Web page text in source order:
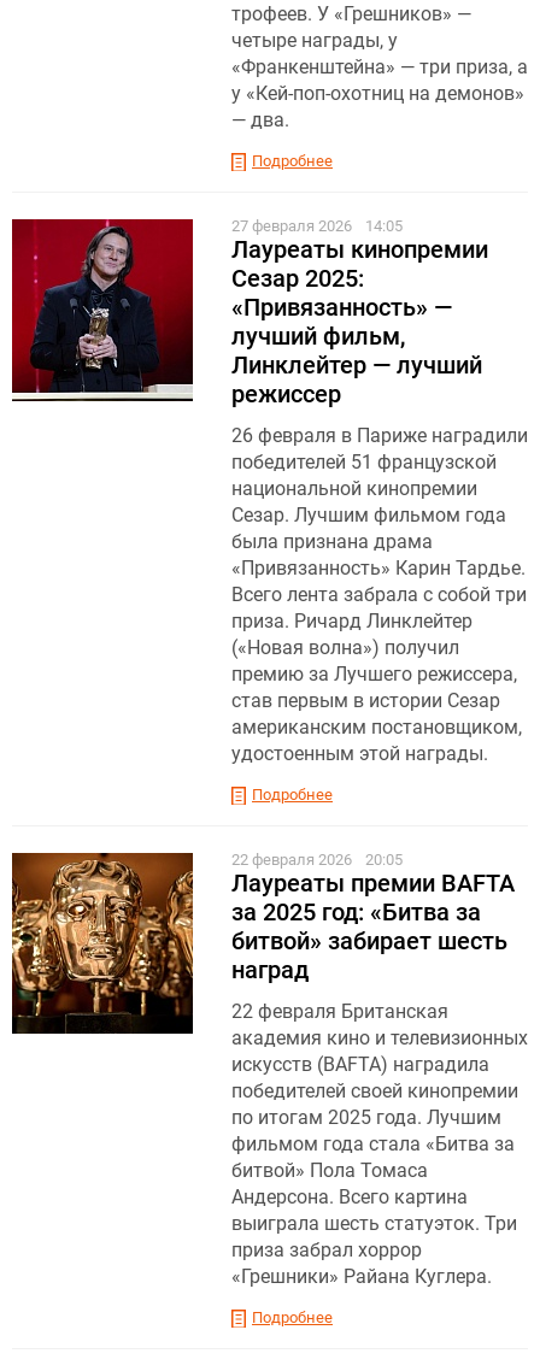
трофеев. У «Грешников» —
четыре награды, у
«Франкенштейна» — три приза, а
у «Кей-поп-охотниц на демонов»
— два.
Подробнее
27 февраля 2026 14:05
Лауреаты кинопремии
Сезар 2025:
«Привязанность» —
лучший фильм,
Линклейтер — лучший
режиссер
26 февраля в Париже наградили
победителей 51 французской
национальной кинопремии
Сезар. Лучшим фильмом года
была признана драма
«Привязанность» Карин Тардье.
Всего лента забрала с собой три
приза. Ричард Линклейтер
(«Новая волна») получил
премию за Лучшего режиссера,
став первым в истории Сезар
американским постановщиком,
удостоенным этой награды.
Подробнее
22 февраля 2026 20:05
Лауреаты премии BAFTA
за 2025 год: «Битва за
битвой» забирает шесть
наград
22 февраля Британская
академия кино и телевизионных
искусств (BAFTA) наградила
победителей своей кинопремии
по итогам 2025 года. Лучшим
фильмом года стала «Битва за
битвой» Пола Томаса
Андерсона. Всего картина
выиграла шесть статуэток. Три
приза забрал хоррор
«Грешники» Райана Куглера.
Подробнее